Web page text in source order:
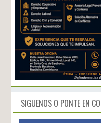
SIGUENOS O PONTE EN